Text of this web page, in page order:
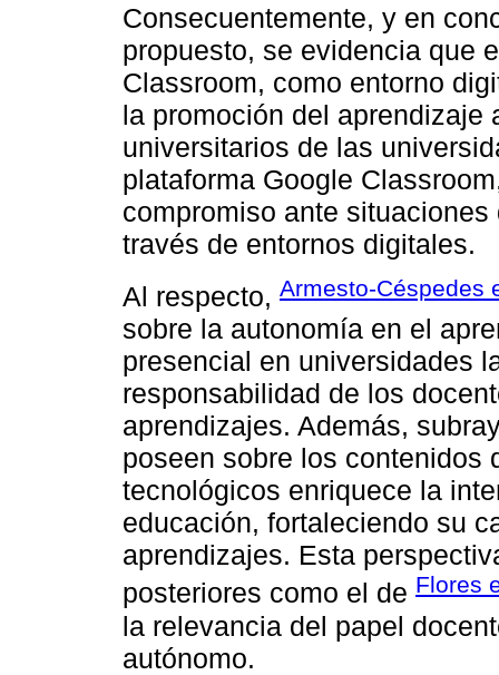
Consecuentemente, y en
propuesto, se evidencia que
Classroom, como entorno
la promoción del aprendizaje
universitarios de las
plataforma Google
compromiso ante
través de entornos digitales.
Al respecto, Armesto-Céspedes
sobre la autonomía en el
presencial en universidades
responsabilidad de los
aprendizajes. Además,
poseen sobre los contenidos
tecnológicos enriquece la
educación, fortaleciendo su
aprendizajes. Esta
posteriores como el de Flores
la relevancia del papel
autónomo.